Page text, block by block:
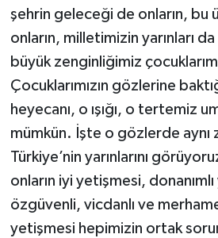
şehrin geleceği de onların, bu
onların, milletimizin yarınları
büyük zenginliğimiz
Çocuklarımızın gözlerine
heyecanı, o ışığı, o tertemiz
mümkün. İşte o gözlerde aynı
Türkiye’nin yarınlarını
onların iyi yetişmesi,
özgüvenli, vicdanlı ve
yetişmesi hepimizin ortak